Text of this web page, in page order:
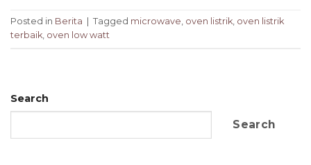
Posted in Berita Tagged microwave, oven listrik, oven listrik
terbaik, oven low watt
Search
Search